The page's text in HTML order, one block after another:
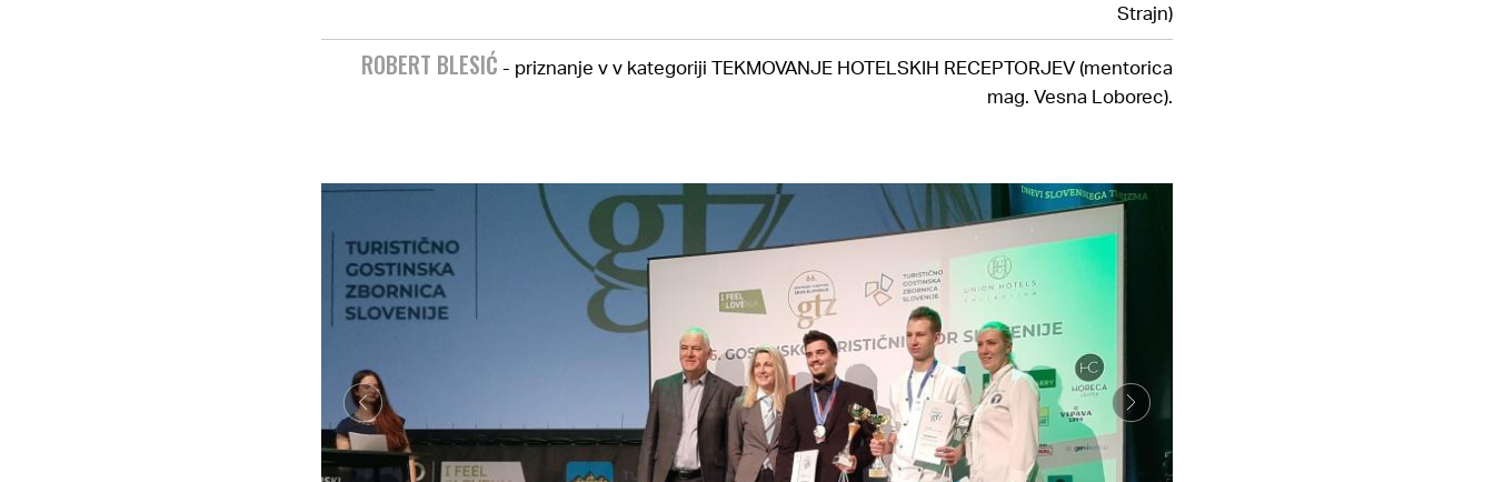
Strajn)
ROBERT BLESIĆ - priznanje v v kategoriji TEKMOVANJE HOTELSKIH RECEPTORJEV (mentorica
mag. Vesna Loborec).